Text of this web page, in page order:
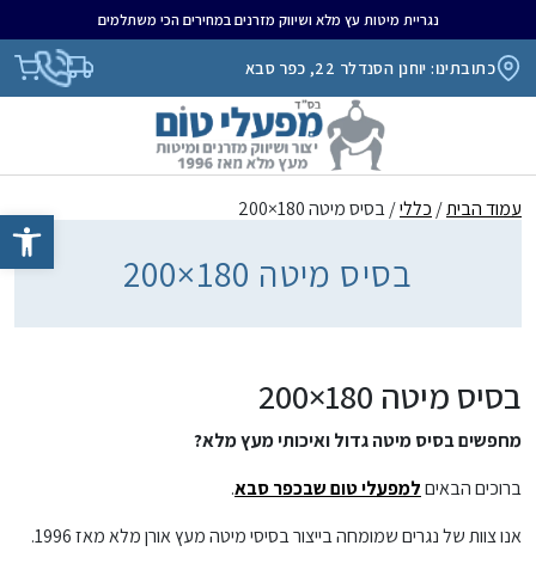
פתח סרגל
נגריית מיטות עץ מלא ושיווק מזרנים במחירים הכי משתלמים
כתובתינו: יוחנן הסנדלר 22, כפר סבא
עמוד הבית/ כללי/ בסיס מיטה 180×200
בסיס מיטה 180×200
בסיס מיטה 180×200
מחפשים בסיס מיטה גדול ואיכותי מעץ מלא?
ברוכים הבאיםלמפעלי טום שבכפר סבא.
אנו צוות של נגרים שמומחה בייצור בסיסי מיטה מעץ אורן מלא מאז 1996.